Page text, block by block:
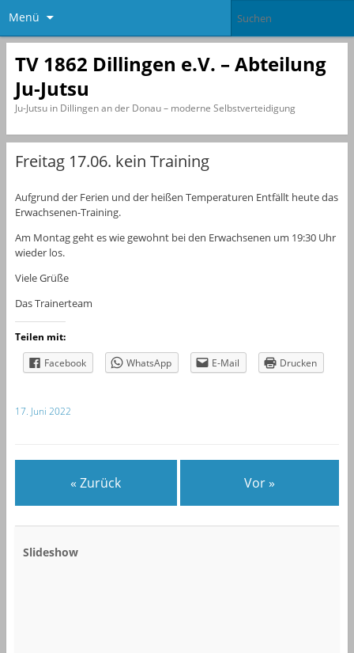
Menü
TV 1862 Dillingen e.V. – Abteilung
Ju-Jutsu
Ju-Jutsu in Dillingen an der Donau – moderne Selbstverteidigung
Freitag 17.06. kein Training
Aufgrund der Ferien und der heißen Temperaturen Entfällt heute das
Erwachsenen-Training.
Am Montag geht es wie gewohnt bei den Erwachsenen um 19:30 Uhr
wieder los.
Viele Grüße
Das Trainerteam
Teilen mit:
Facebook
WhatsApp E-Mail Drucken
17. Juni 2022
« Zurück Vor »
Slideshow